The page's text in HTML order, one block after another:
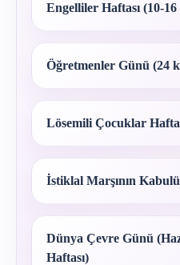
Engelliler Haftası (10-16
Öğretmenler Günü (24
Lösemili Çocuklar
İstiklal Marşının
Dünya Çevre Günü
Haftası)